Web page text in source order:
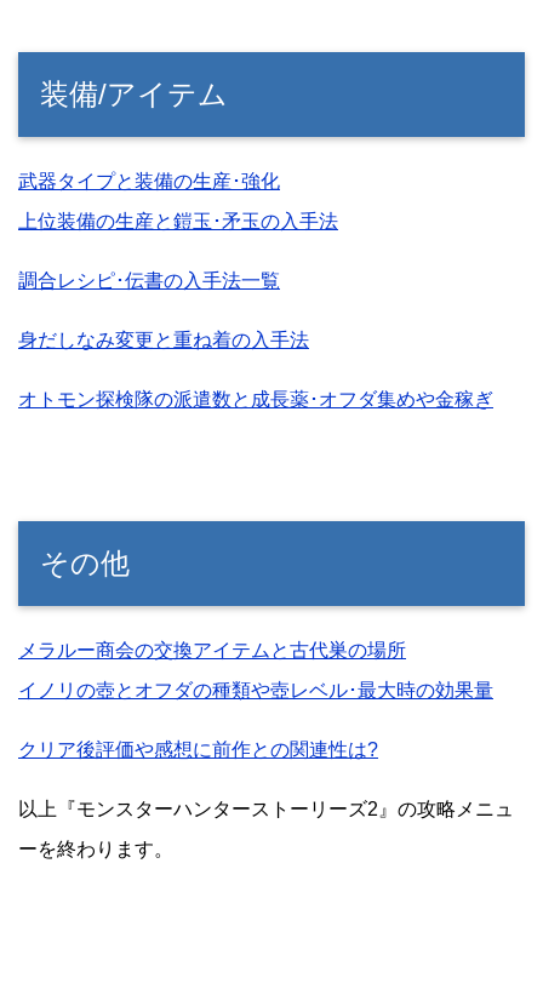
装備/アイテム
武器タイプと装備の生産･強化
上位装備の生産と鎧玉･矛玉の入手法
調合レシピ･伝書の入手法一覧
身だしなみ変更と重ね着の入手法
オトモン探検隊の派遣数と成長薬･オフダ集めや金稼ぎ
その他
メラルー商会の交換アイテムと古代巣の場所
イノリの壺とオフダの種類や壺レベル･最大時の効果量
クリア後評価や感想に前作との関連性は?
以上『モンスターハンターストーリーズ2』の攻略メニュ
ーを終わります。